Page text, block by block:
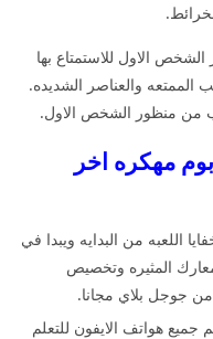
الاول للاستمتاع بها
الممتعه والعناصر الشديده.
من منظور الشخص الاول.
مهكره اخر
اللعبه من البدايه ويبدا في
المثيره وتخصيص
من جوجل بلاي مجانا.
جميع هواتف الايفون للتعلم